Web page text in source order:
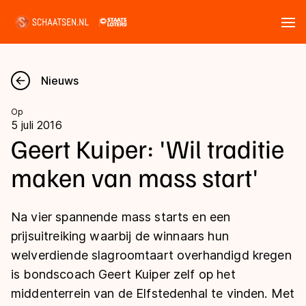
Nieuws
Kalender
Disciplines
Langebaan
Shorttrack
Inlineskaten
Uitslagen
Langebaan
Shorttrack
Marathon
Tijden & historie
Ranglijsten Langebaan
Nieuws
Op
5 juli 2016
Geert Kuiper: 'Wil traditie
maken van mass start'
Na vier spannende mass starts en een
prijsuitreiking waarbij de winnaars hun
welverdiende slagroomtaart overhandigd kregen
is bondscoach Geert Kuiper zelf op het
middenterrein van de Elfstedenhal te vinden. Met